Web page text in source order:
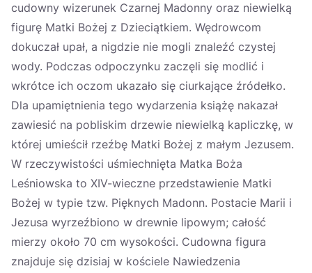
cudowny wizerunek Czarnej Madonny oraz niewielką
figurę Matki Bożej z Dzieciątkiem. Wędrowcom
dokuczał upał, a nigdzie nie mogli znaleźć czystej
wody. Podczas odpoczynku zaczęli się modlić i
wkrótce ich oczom ukazało się ciurkające źródełko.
Dla upamiętnienia tego wydarzenia książę nakazał
zawiesić na pobliskim drzewie niewielką kapliczkę, w
której umieścił rzeźbę Matki Bożej z małym Jezusem.
W rzeczywistości uśmiechnięta Matka Boża
Leśniowska to XIV-wieczne przedstawienie Matki
Bożej w typie tzw. Pięknych Madonn. Postacie Marii i
Jezusa wyrzeźbiono w drewnie lipowym; całość
mierzy około 70 cm wysokości. Cudowna figura
znajduje się dzisiaj w kościele Nawiedzenia